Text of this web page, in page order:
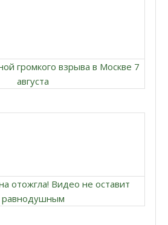
громкого взрыва в Москве 7
августа
отожгла! Видео не оставит
равнодушным